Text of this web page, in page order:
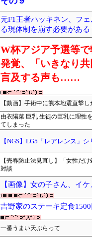
元F1王者ハッキネン、フ
る現体制を崩す必要がある
W杯アジア予選等
発覚、「いきなり
言及する声も……
【動画】手術中に熊本地震直撃
由衣陽菜 巨乳 生徒の巨乳に理性
てしまった
【NGS】LG5「レアレンス」
【売春防止法見直し】「女性
対談
【画像】女の子さん、イ
吉野家のステーキ定食
一番うまい天ぷらって